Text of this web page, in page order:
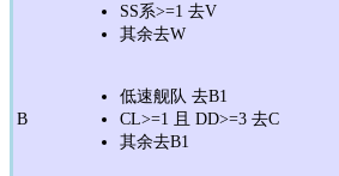
SS系>=1 去V
其余去W
B
低速舰队 去B1
CL>=1 且 DD>=3 去C
其余去B1